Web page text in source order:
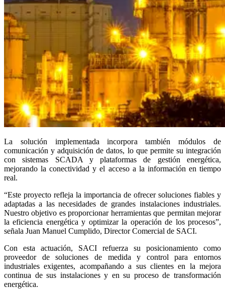
La solución implementada incorpora también módulos de
comunicación y adquisición de datos, lo que permite su integración
con sistemas SCADA y plataformas de gestión energética,
mejorando la conectividad y el acceso a la información en tiempo
real.
“Este proyecto refleja la importancia de ofrecer soluciones fiables y
adaptadas a las necesidades de grandes instalaciones industriales.
Nuestro objetivo es proporcionar herramientas que permitan mejorar
la eficiencia energética y optimizar la operación de los procesos”,
señala Juan Manuel Cumplido, Director Comercial de SACI.
Con esta actuación, SACI refuerza su posicionamiento como
proveedor de soluciones de medida y control para entornos
industriales exigentes, acompañando a sus clientes en la mejora
continua de sus instalaciones y en su proceso de transformación
energética.